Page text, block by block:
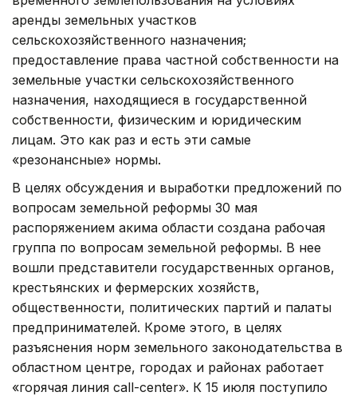
аренды земельных участков
сельскохозяйственного назначения;
предоставление права частной собственности на
земельные участки сельскохозяйственного
назначения, находящиеся в государственной
собственности, физическим и юридическим
лицам. Это как раз и есть эти самые
«резонансные» нормы.
В целях обсуждения и выработки предложений по
вопросам земельной реформы 30 мая
распоряжением акима области создана рабочая
группа по вопросам земельной реформы. В нее
вошли представители государственных органов,
крестьянских и фермерских хозяйств,
общественности, политических партий и палаты
предпринимателей. Кроме этого, в целях
разъяснения норм земельно­го законодательства в
областном центре, городах и районах работает
«горячая линия call-center». К 15 июля поступило